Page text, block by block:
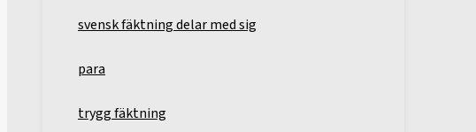
svensk fäktning delar med sig
para
trygg fäktning